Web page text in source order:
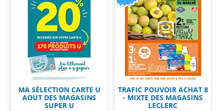
MA SÉLECTION CARTE U
AOUT DES MAGASINS
SUPER U
TRAFIC POUVOIR ACHAT 8
- MIXTE DES MAGASINS
LECLERC